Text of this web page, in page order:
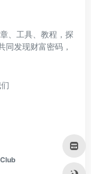
、工具、教程，探
同发现财富密码，